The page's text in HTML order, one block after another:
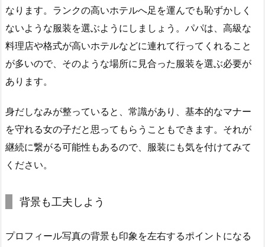
なります。ランクの高いホテルへ足を運んでも恥ずかしく
ないような服装を選ぶようにしましょう。パパは、高級な
料理店や格式が高いホテルなどに連れて行ってくれること
が多いので、そのような場所に見合った服装を選ぶ必要が
あります。
身だしなみが整っていると、常識があり、基本的なマナー
を守れる女の子だと思ってもらうこともできます。それが
継続に繋がる可能性もあるので、服装にも気を付けてみて
ください。
背景も工夫しよう
プロフィール写真の背景も印象を左右するポイントになる